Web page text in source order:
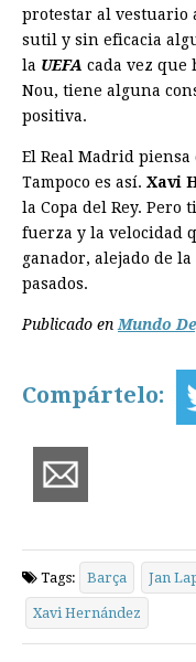
protestar al vestuario
sutil y sin eficacia
la UEFA cada vez que
Nou, tiene alguna
positiva.
El Real Madrid
Tampoco es así. Xavi
la Copa del Rey.
fuerza y la velocidad
ganador, alejado de
pasados.
Publicado en Mundo
Compártelo:
Tags: Barça Jan
Xavi Hernández